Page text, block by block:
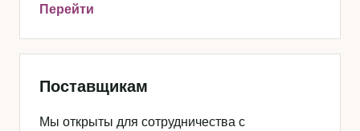
Перейти
Поставщикам
Мы открыты для сотрудничества с